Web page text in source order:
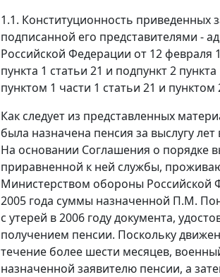
1.1. Конституционность
подписанной его представителями -
Российской Федерации от 12 февраля
пункта 1 статьи 21 и подпункт 2
пунктом 1 части 1 статьи 21 и
Как следует из представленных
была назначена пенсия за выслугу
На основании Соглашения о порядке
приравненной к ней службы,
Министерством обороны
2005 года суммы назначенной П.М.
с утерей в 2006 году документа,
получением пенсии. Поскольку
течение более шести месяцев,
назначенной заявителю пенсии, а